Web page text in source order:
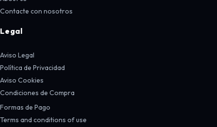
Contacte con nosotros
Legal
Aviso Legal
Política de Privacidad
Aviso Cookies
Condiciones de Compra
Formas de Pago
Terms and conditions of use